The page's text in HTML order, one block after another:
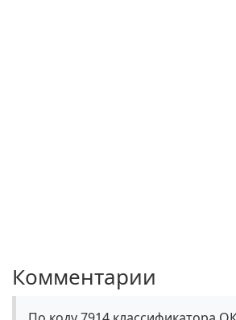
Комментарии